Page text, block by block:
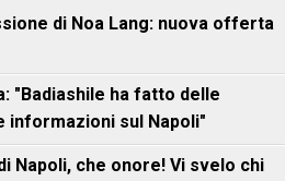
di Noa Lang: nuova offerta
"Badiashile ha fatto delle
sul Napoli"
Napoli, che onore! Vi svelo chi